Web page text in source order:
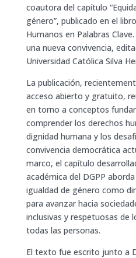
coautora del capítulo
género”, publicado en el
Humanos en Palabras
una nueva convivencia,
Universidad Católica Silva
La publicación,
acceso abierto y gratuito,
en torno a conceptos
comprender los derechos
dignidad humana y los
convivencia democrática
marco, el capítulo
académica del DGPP
igualdad de género como
para avanzar hacia
inclusivas y respetuosas de
todas las personas.
El texto fue escrito junto a